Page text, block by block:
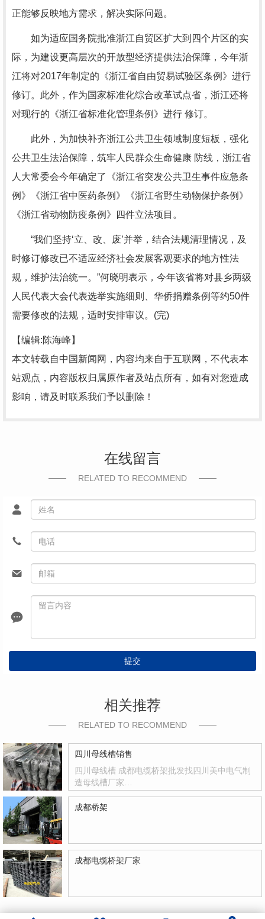
正能够反映地方需求，解决实际问题。
如为适应国务院批准浙江自贸区扩大到四个片区的实
际，为建设更高层次的开放型经济提供法治保障，今年浙
江将对2017年制定的《浙江省自由贸易试验区条例》进行
修订。此外，作为国家标准化综合改革试点省，浙江还将
对现行的《浙江省标准化管理条例》进行 修订。
此外，为加快补齐浙江公共卫生领域制度短板，强化
公共卫生法治保障，筑牢人民群众生命健康 防线，浙江省
人大常委会今年确定了《浙江省突发公共卫生事件应急条
例》《浙江省中医药条例》《浙江省野生动物保护条例》
《浙江省动物防疫条例》四件立法项目。
“我们坚持‘立、改、废’并举，结合法规清理情况，及
时修订修改已不适应经济社会发展客观要求的地方性法
规，维护法治统一。”何晓明表示，今年该省将对县乡两级
人民代表大会代表选举实施细则、华侨捐赠条例等约50件
需要修改的法规，适时安排审议。(完)
【编辑:陈海峰】
本文转载自中国新闻网，内容均来自于互联网，不代表本
站观点，内容版权归属原作者及站点所有，如有对您造成
影响，请及时联系我们予以删除！
在线留言
RELATED TO RECOMMEND
提交
相关推荐
RELATED TO RECOMMEND
四川母线槽销售
四川母线槽 成都电缆桥架批发找四川美中电气制
造母线槽厂家…
成都桥架
成都电缆桥架厂家